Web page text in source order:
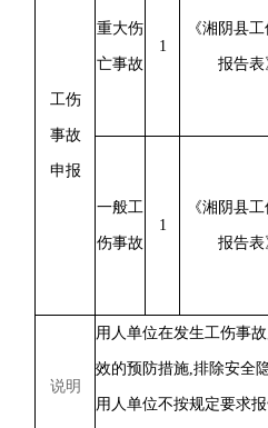
工伤
事故
申报
重大伤
亡事故
1
《湘阴县
报告表
一般工
伤事故
1
《湘阴县
报告表
说明
用人单位在发生工伤事
效的预防措施,排除安全隐
用人单位不按规定要求